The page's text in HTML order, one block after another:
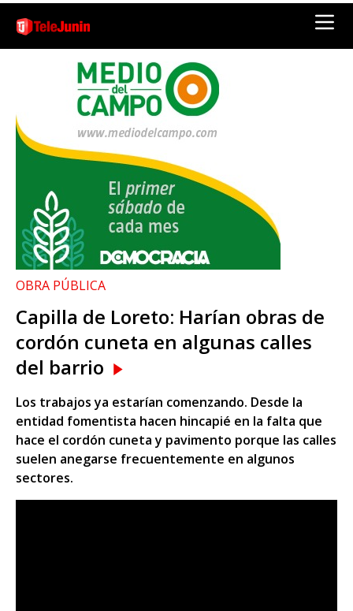
OBRA PÚBLICA
Capilla de Loreto: Harían obras de
cordón cuneta en algunas calles
del barrio
Los trabajos ya estarían comenzando. Desde la
entidad fomentista hacen hincapié en la falta que
hace el cordón cuneta y pavimento porque las calles
suelen anegarse frecuentemente en algunos
sectores.